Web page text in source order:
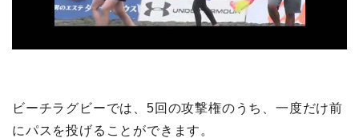
ビーチラグビーでは、5回の攻撃権のうち、一度だけ前
にパスを投げることができます。